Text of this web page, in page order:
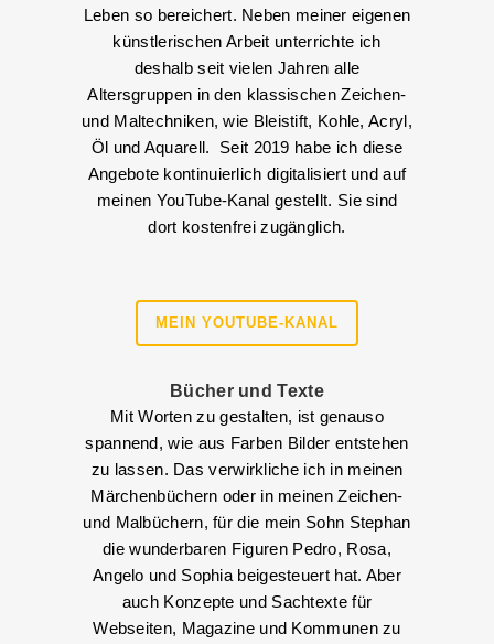
Leben so bereichert. Neben meiner eigenen
künstlerischen Arbeit unterrichte ich
deshalb seit vielen Jahren alle
Altersgruppen in den klassischen Zeichen-
und Maltechniken, wie Bleistift, Kohle, Acryl,
Öl und Aquarell. Seit 2019 habe ich diese
Angebote kontinuierlich digitalisiert und auf
meinen YouTube-Kanal gestellt. Sie sind
dort kostenfrei zugänglich.
MEIN YOUTUBE-KANAL
Bücher und Texte
Mit Worten zu gestalten, ist genauso
spannend, wie aus Farben Bilder entstehen
zu lassen. Das verwirkliche ich in meinen
Märchenbüchern oder in meinen Zeichen-
und Malbüchern, für die mein Sohn Stephan
die wunderbaren Figuren Pedro, Rosa,
Angelo und Sophia beigesteuert hat. Aber
auch Konzepte und Sachtexte für
Webseiten, Magazine und Kommunen zu